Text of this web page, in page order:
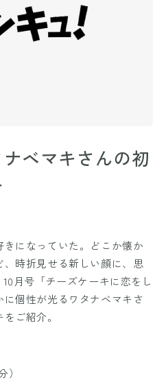
ナベマキさんの初
きになっていた。どこか懐か
、時折見せる新しい顔に、思
月号「チーズケーキに恋をし
個性が光るワタナベマキさ
ご紹介。